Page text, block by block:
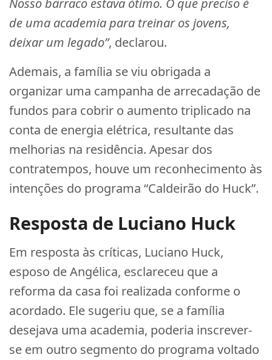
Nosso barraco estava ótimo. O que preciso é
de uma academia para treinar os jovens,
deixar um legado”, declarou.
Ademais, a família se viu obrigada a
organizar uma campanha de arrecadação de
fundos para cobrir o aumento triplicado na
conta de energia elétrica, resultante das
melhorias na residência. Apesar dos
contratempos, houve um reconhecimento às
intenções do programa “Caldeirão do Huck”.
Resposta de Luciano Huck
Em resposta às críticas, Luciano Huck,
esposo de Angélica, esclareceu que a
reforma da casa foi realizada conforme o
acordado. Ele sugeriu que, se a família
desejava uma academia, poderia inscrever-
se em outro segmento do programa voltado